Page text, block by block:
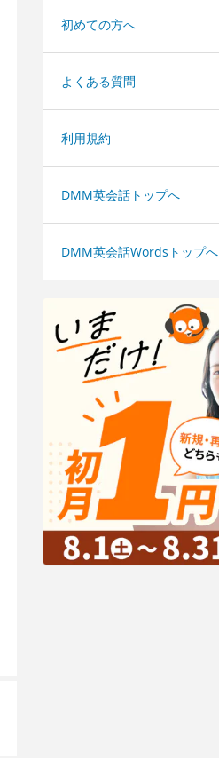
初めての方へ
よくある質問
利用規約
DMM英会話トップへ
DMM英会話Wordsトップへ